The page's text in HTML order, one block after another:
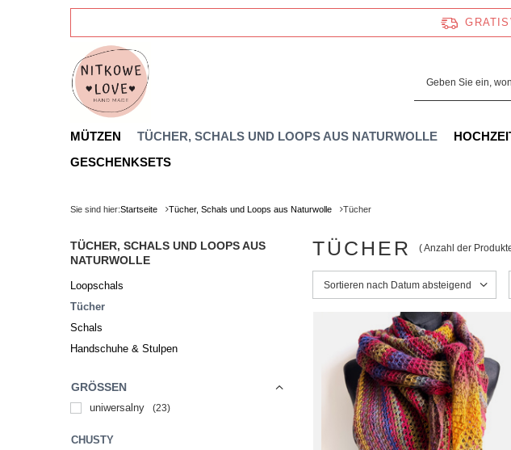
MÜTZEN TÜCHER, SCHALS UND LOOPS AUS NATURWOLLE
GESCHENKSETS
Sie sind hier:Startseite Tücher, Schals und Loops aus Naturwolle Tücher
TÜCHER, SCHALS UND LOOPS AUS
NATURWOLLE
Loopschals
Tücher
Schals
Handschuhe & Stulpen
GRÖSSEN
uniwersalny 23
CHUSTY
TÜCHER ( Anzahl der
Sortierung ändern
Sortieren nach Datum absteigend